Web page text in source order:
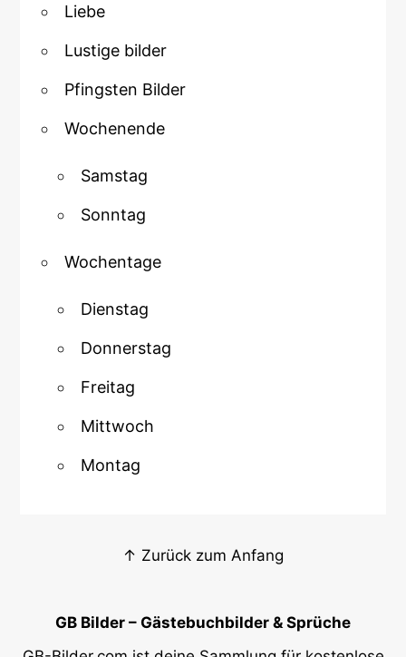
Liebe
Lustige bilder
Pfingsten Bilder
Wochenende
Samstag
Sonntag
Wochentage
Dienstag
Donnerstag
Freitag
Mittwoch
Montag
↑ Zurück zum Anfang
GB Bilder – Gästebuchbilder & Sprüche